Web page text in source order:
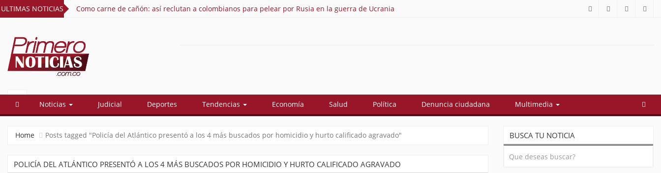
ULTIMAS NOTICIAS Como carne de cañón: así reclutan a colombianos para pelear por Rusia en la guerra de Ucrania Así quedó conformado el gabinete de Abelardo De La Espriella:
NOTICIAS
Noticias Judicial Deportes Tendencias Economía Salud Política Denuncia ciudadana Multimedia
Home Posts tagged "Policía del Atlántico presentó a los 4 más buscados por homicidio y hurto calificado agravado"
POLICÍA DEL ATLÁNTICO PRESENTÓ A LOS 4 MÁS BUSCADOS POR HOMICIDIO Y HURTO CALIFICADO AGRAVADO
BUSCA TU NOTICIA